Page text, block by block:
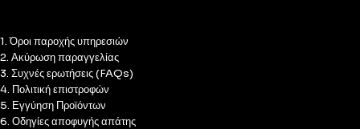
1. Όροι παροχής υπηρεσιών
2. Ακύρωση παραγγελίας
3. Συχνές ερωτήσεις (FAQs)
4. Πολιτική επιστροφών
5. Εγγύηση Προϊόντων
6. Οδηγίες αποφυγής απάτης